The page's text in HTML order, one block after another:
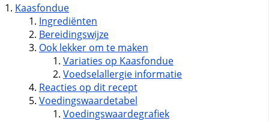
Kaasfondue
Ingrediënten
Bereidingswijze
Ook lekker om te maken
Variaties op Kaasfondue
Voedselallergie informatie
Reacties op dit recept
Voedingswaardetabel
Voedingswaardegrafiek